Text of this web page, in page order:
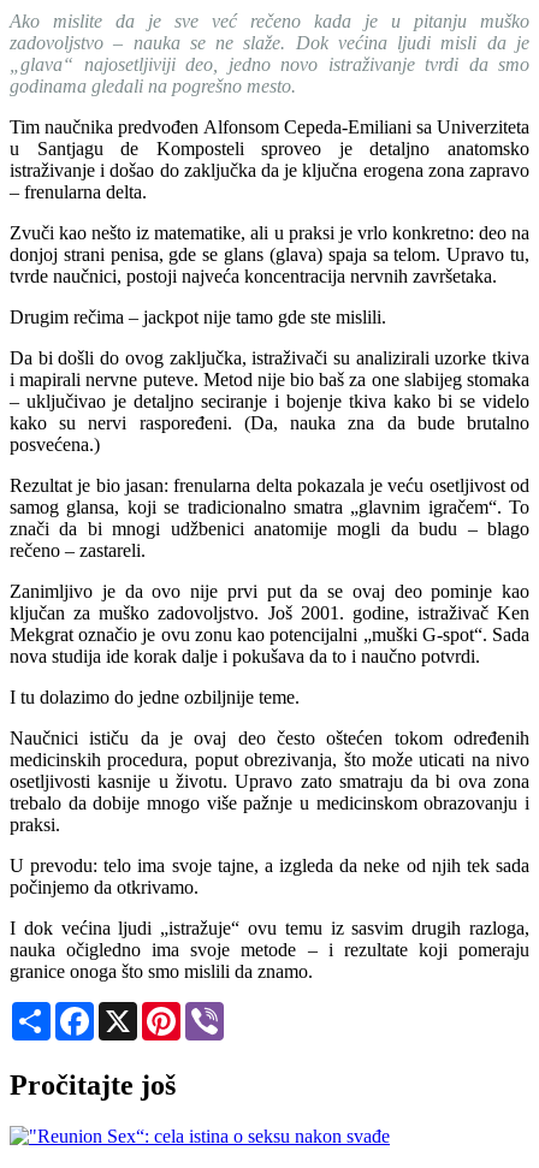
Ako mislite da je sve već rečeno kada je u pitanju muško
zadovoljstvo – nauka se ne slaže. Dok većina ljudi misli da je
„glava“ najosetljiviji deo, jedno novo istraživanje tvrdi da smo
godinama gledali na pogrešno mesto.
Tim naučnika predvođen Alfonsom Cepeda-Emiliani sa Univerziteta
u Santjagu de Komposteli sproveo je detaljno anatomsko
istraživanje i došao do zaključka da je ključna erogena zona zapravo
– frenularna delta.
Zvuči kao nešto iz matematike, ali u praksi je vrlo konkretno: deo na
donjoj strani penisa, gde se glans (glava) spaja sa telom. Upravo tu,
tvrde naučnici, postoji najveća koncentracija nervnih završetaka.
Drugim rečima – jackpot nije tamo gde ste mislili.
Da bi došli do ovog zaključka, istraživači su analizirali uzorke tkiva
i mapirali nervne puteve. Metod nije bio baš za one slabijeg stomaka
– uključivao je detaljno seciranje i bojenje tkiva kako bi se videlo
kako su nervi raspoređeni. (Da, nauka zna da bude brutalno
posvećena.)
Rezultat je bio jasan: frenularna delta pokazala je veću osetljivost od
samog glansa, koji se tradicionalno smatra „glavnim igračem“. To
znači da bi mnogi udžbenici anatomije mogli da budu – blago
rečeno – zastareli.
Zanimljivo je da ovo nije prvi put da se ovaj deo pominje kao
ključan za muško zadovoljstvo. Još 2001. godine, istraživač Ken
Mekgrat označio je ovu zonu kao potencijalni „muški G-spot“. Sada
nova studija ide korak dalje i pokušava da to i naučno potvrdi.
I tu dolazimo do jedne ozbiljnije teme.
Naučnici ističu da je ovaj deo često oštećen tokom određenih
medicinskih procedura, poput obrezivanja, što može uticati na nivo
osetljivosti kasnije u životu. Upravo zato smatraju da bi ova zona
trebalo da dobije mnogo više pažnje u medicinskom obrazovanju i
praksi.
U prevodu: telo ima svoje tajne, a izgleda da neke od njih tek sada
počinjemo da otkrivamo.
I dok većina ljudi „istražuje“ ovu temu iz sasvim drugih razloga,
nauka očigledno ima svoje metode – i rezultate koji pomeraju
granice onoga što smo mislili da znamo.
Share Facebook
X Pinterest
Pročitajte još